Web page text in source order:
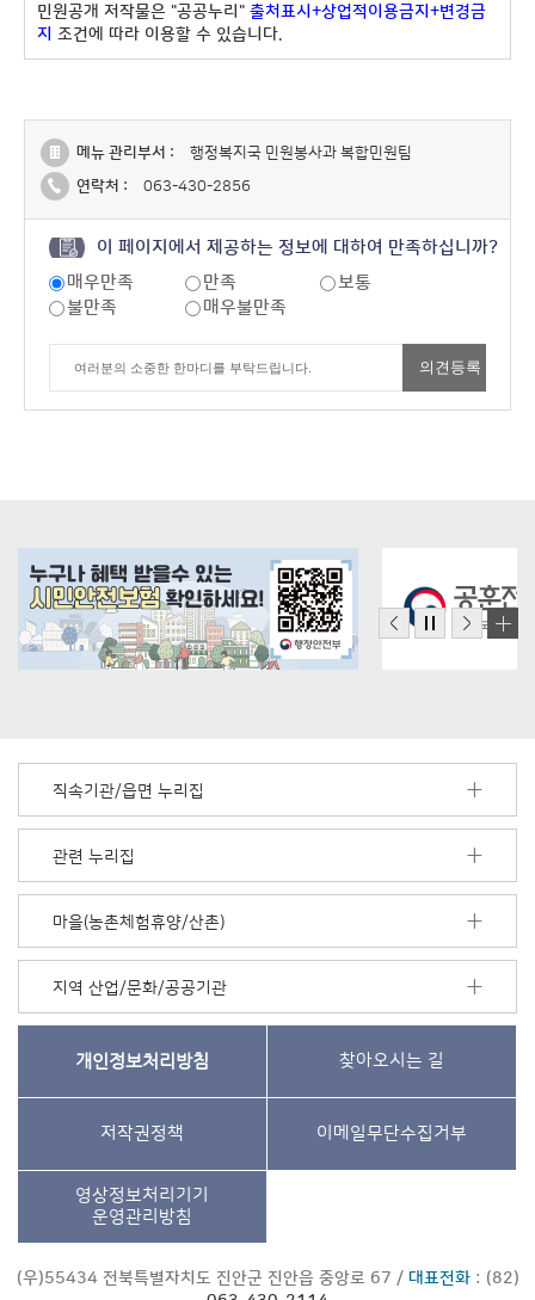
민원공개 저작물은 "공공누리" 출처표시+상업적이용금지+변경금
지 조건에 따라 이용할 수 있습니다.
메뉴 관리부서 :
행정복지국 민원봉사과 복합민원팀
연락처 :
063-430-2856
이 페이지에서 제공하는 정보에 대하여 만족하십니까?
매우만족
만족
보통
불만족
매우불만족
직속기관/읍면 누리집
관련 누리집
마을(농촌체험휴양/산촌)
지역 산업/문화/공공기관
개인정보처리방침 찾아오시는 길
저작권정책 이메일무단수집거부
영상정보처리기기
운영관리방침
(우)55434 전북특별자치도 진안군 진안읍 중앙로 67 / 대표전화: (82)